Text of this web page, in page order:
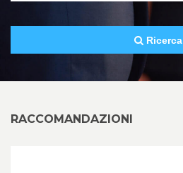
Ricerca
RACCOMANDAZIONI